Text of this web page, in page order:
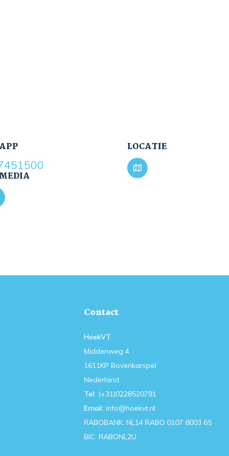
LOCATIE
Contact
HoekVT
Middenweg 4
1611KP Bovenkarspel
Nederland
Tel: (+31)0228520791
Email: info@hoekvt.nl
RABOBANK: NL14 RABO 0107 8003 65
BIC: RABONL2U